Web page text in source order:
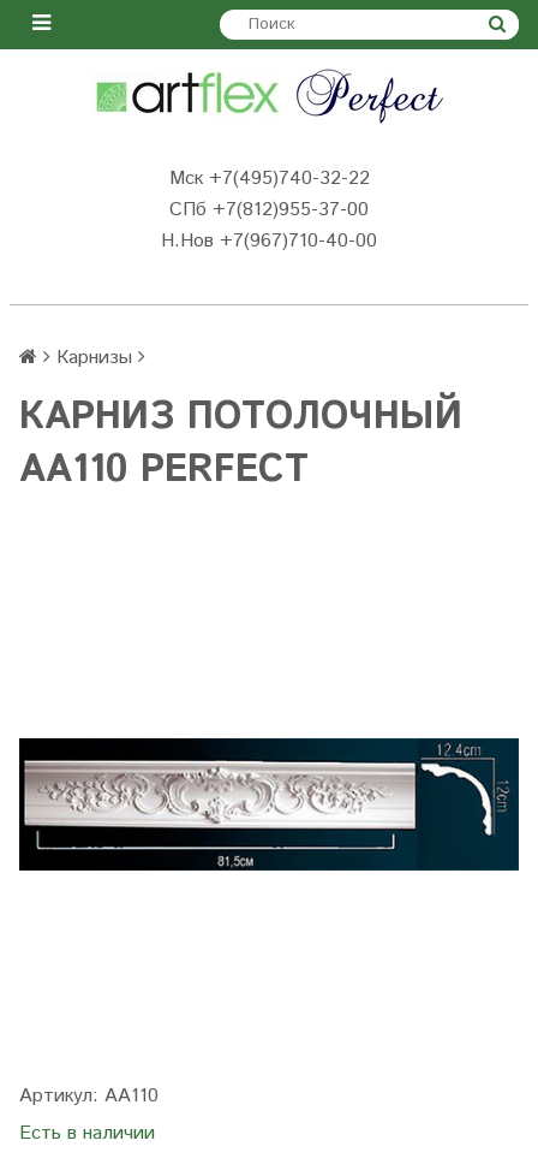
Мск +7(495)740-32-22
СПб +7(812)955-37-00
Н.Нов +7(967)710-40-00
Карнизы
КАРНИЗ ПОТОЛОЧНЫЙ
AA110 PERFECT
Артикул: AA110
Есть в наличии